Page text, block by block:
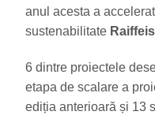
anul acesta a
sustenabilitate
6 dintre proiectele
etapa de scalare a
ediția anterioară și 13